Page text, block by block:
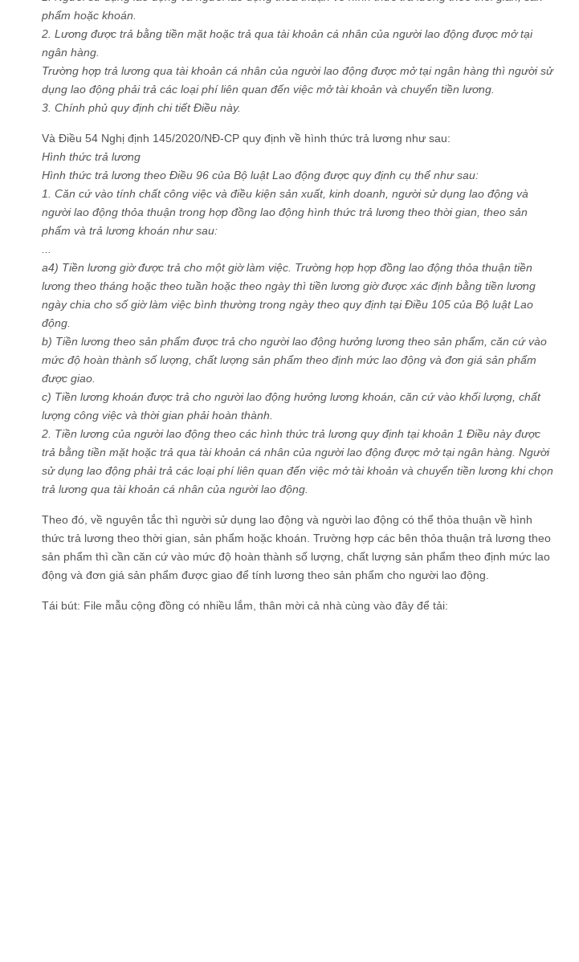
phẩm hoặc khoán.
2. Lương được trả bằng tiền mặt hoặc trả qua tài khoản cá nhân của người lao động được mở tại
ngân hàng.
Trường hợp trả lương qua tài khoản cá nhân của người lao động được mở tại ngân hàng thì người sử
dụng lao động phải trả các loại phí liên quan đến việc mở tài khoản và chuyển tiền lương.
3. Chính phủ quy định chi tiết Điều này.
Và Điều 54 Nghị định 145/2020/NĐ-CP quy định về hình thức trả lương như sau:
Hình thức trả lương
Hình thức trả lương theo Điều 96 của Bộ luật Lao động được quy định cụ thể như sau:
1. Căn cứ vào tính chất công việc và điều kiện sản xuất, kinh doanh, người sử dụng lao động và
người lao động thỏa thuận trong hợp đồng lao động hình thức trả lương theo thời gian, theo sản
phẩm và trả lương khoán như sau:
a4) Tiền lương giờ được trả cho một giờ làm việc. Trường hợp hợp đồng lao động thỏa thuận tiền
lương theo tháng hoặc theo tuần hoặc theo ngày thì tiền lương giờ được xác định bằng tiền lương
ngày chia cho số giờ làm việc bình thường trong ngày theo quy định tại Điều 105 của Bộ luật Lao
động.
b) Tiền lương theo sản phẩm được trả cho người lao động hưởng lương theo sản phẩm, căn cứ vào
mức độ hoàn thành số lượng, chất lượng sản phẩm theo định mức lao động và đơn giá sản phẩm
được giao.
c) Tiền lương khoán được trả cho người lao động hưởng lương khoán, căn cứ vào khối lượng, chất
lượng công việc và thời gian phải hoàn thành.
2. Tiền lương của người lao động theo các hình thức trả lương quy định tại khoản 1 Điều này được
trả bằng tiền mặt hoặc trả qua tài khoản cá nhân của người lao động được mở tại ngân hàng. Người
sử dụng lao động phải trả các loại phí liên quan đến việc mở tài khoản và chuyển tiền lương khi chọn
trả lương qua tài khoản cá nhân của người lao động.
Theo đó, về nguyên tắc thì người sử dụng lao động và người lao động có thể thỏa thuận về hình
thức trả lương theo thời gian, sản phẩm hoặc khoán. Trường hợp các bên thỏa thuận trả lương theo
sản phẩm thì cần căn cứ vào mức độ hoàn thành số lượng, chất lượng sản phẩm theo định mức lao
động và đơn giá sản phẩm được giao để tính lương theo sản phẩm cho người lao động.
Tái bút: File mẫu cộng đồng có nhiều lắm, thân mời cả nhà cùng vào đây để tải: